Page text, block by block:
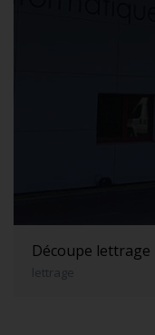
Découpe lettrage
lettrage